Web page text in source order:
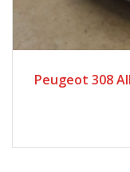
Peugeot 308